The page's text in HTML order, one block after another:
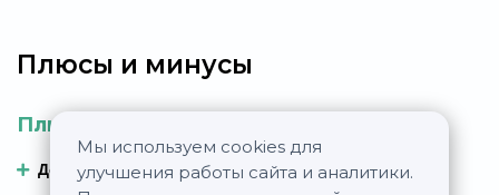
Мы используем cookies для
улучшения работы сайта и аналитики.
Плюсы и минусы
Плюсы
Добавить плюс Добавить минус